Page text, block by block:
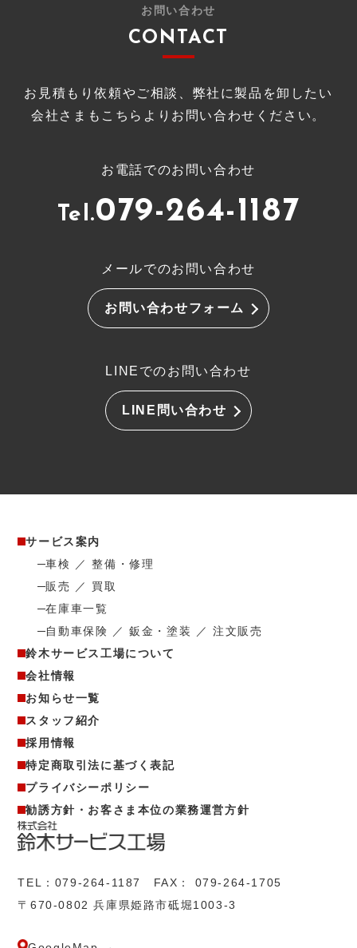
お問い合わせ
CONTACT
お見積もり依頼やご相談、弊社に製品を卸したい
会社さまもこちらよりお問い合わせください。
お電話でのお問い合わせ
Tel.079-264-1187
メールでのお問い合わせ
お問い合わせフォーム
LINEでのお問い合わせ
LINE問い合わせ
TEL： 079-264-1187
FAX： 079-264-1705
〒670-0802 兵庫県姫路市砥堀1003-3
サービス案内
車検 ／ 整備・修理
販売 ／ 買取
在庫車一覧
自動車保険 ／ 鈑金・塗装 ／ 注文販売
鈴木サービス工場について
会社情報
お知らせ一覧
スタッフ紹介
採用情報
特定商取引法に基づく表記
プライバシーポリシー
勧誘方針・お客さま本位の業務運営方針